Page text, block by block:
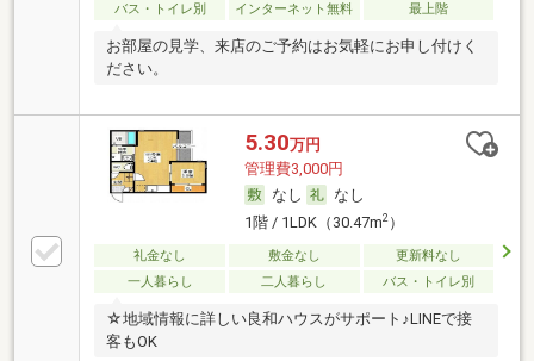
バス・トイレ別
インターネット無料 最上階
お部屋の見学、来店のご予約はお気軽にお申し付けく
ださい。
5.30万円
管理費3,000円
なし
なし
1階 / 1LDK（30.47m2）
礼金なし 敷金なし
更新料なし
一人暮らし
二人暮らし バス・トイレ別
☆地域情報に詳しい良和ハウスがサポート♪LINEで接
客もOK